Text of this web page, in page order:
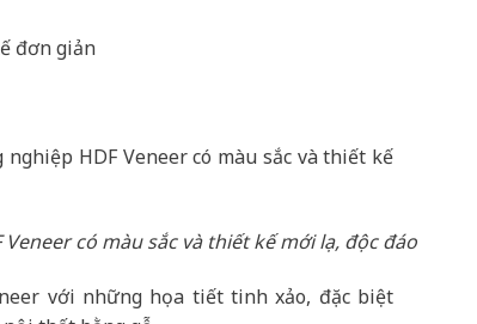
có màu sắc và thiết kế mới lạ, độc đáo